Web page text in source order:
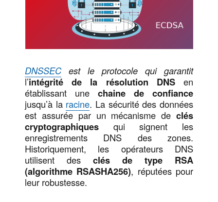
DNSSEC est le protocole qui garantit
l’intégrité de la résolution DNSen
établissant une chaine de confiance
jusqu’à la racine. La sécurité des données
est assurée par un mécanisme de clés
cryptographiques qui signent les
enregistrements DNS des zones.
Historiquement, les opérateurs DNS
utilisent desclés de type RSA
(algorithme RSASHA256), réputées pour
leur robustesse.